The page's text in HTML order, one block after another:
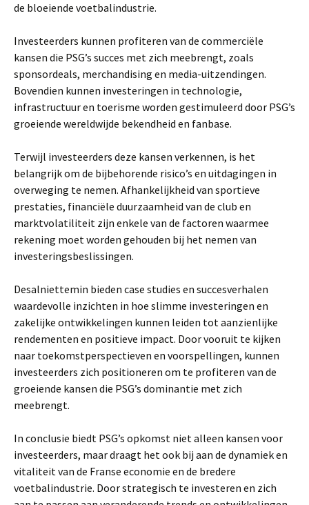
de bloeiende voetbalindustrie.
Investeerders kunnen profiteren van de commerciële
kansen die PSG’s succes met zich meebrengt, zoals
sponsordeals, merchandising en media-uitzendingen.
Bovendien kunnen investeringen in technologie,
infrastructuur en toerisme worden gestimuleerd door PSG’s
groeiende wereldwijde bekendheid en fanbase.
Terwijl investeerders deze kansen verkennen, is het
belangrijk om de bijbehorende risico’s en uitdagingen in
overweging te nemen. Afhankelijkheid van sportieve
prestaties, financiële duurzaamheid van de club en
marktvolatiliteit zijn enkele van de factoren waarmee
rekening moet worden gehouden bij het nemen van
investeringsbeslissingen.
Desalniettemin bieden case studies en succesverhalen
waardevolle inzichten in hoe slimme investeringen en
zakelijke ontwikkelingen kunnen leiden tot aanzienlijke
rendementen en positieve impact. Door vooruit te kijken
naar toekomstperspectieven en voorspellingen, kunnen
investeerders zich positioneren om te profiteren van de
groeiende kansen die PSG’s dominantie met zich
meebrengt.
In conclusie biedt PSG’s opkomst niet alleen kansen voor
investeerders, maar draagt het ook bij aan de dynamiek en
vitaliteit van de Franse economie en de bredere
voetbalindustrie. Door strategisch te investeren en zich